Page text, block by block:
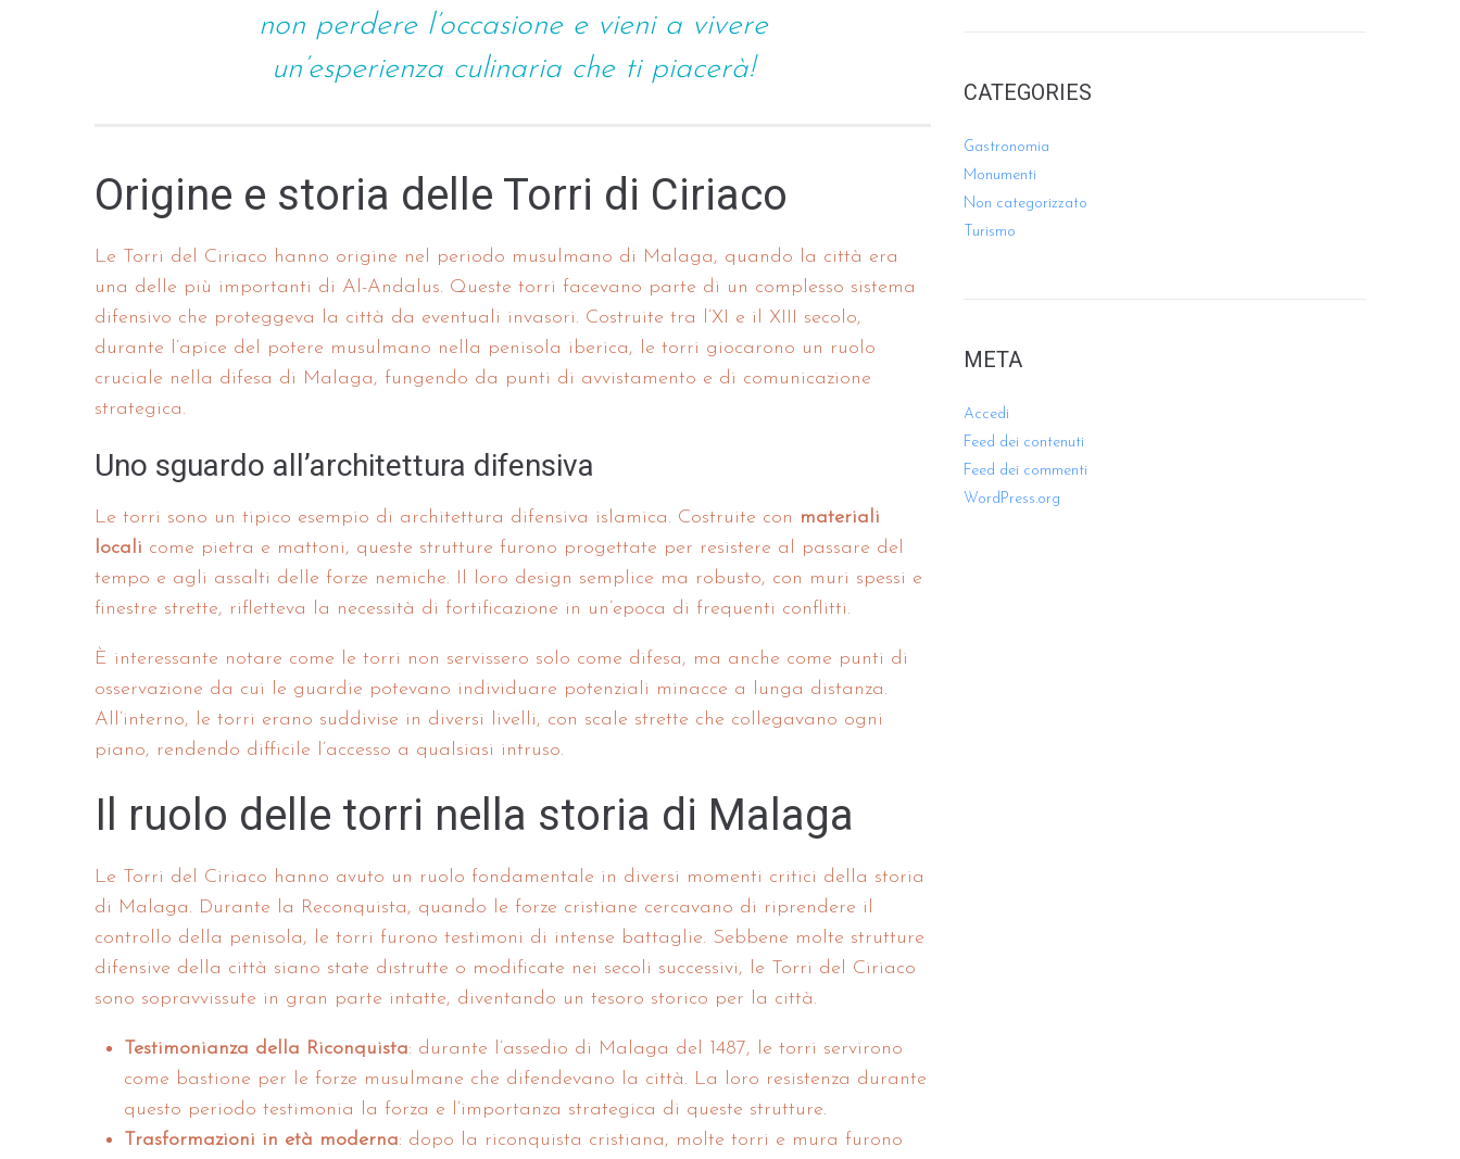
non perdere l’occasione e vieni a vivere
un’esperienza culinaria che ti piacerà!
Origine e storia delle Torri di Ciriaco
Le Torri del Ciriaco hanno origine nel periodo musulmano di Malaga, quando la città era
una delle più importanti di Al-Andalus. Queste torri facevano parte di un complesso sistema
difensivo che proteggeva la città da eventuali invasori. Costruite tra l’XI e il XIII secolo,
durante l’apice del potere musulmano nella penisola iberica, le torri giocarono un ruolo
cruciale nella difesa di Malaga, fungendo da punti di avvistamento e di comunicazione
strategica.
Uno sguardo all’architettura difensiva
Le torri sono un tipico esempio di architettura difensiva islamica. Costruite con materiali
locali come pietra e mattoni, queste strutture furono progettate per resistere al passare del
tempo e agli assalti delle forze nemiche. Il loro design semplice ma robusto, con muri spessi e
finestre strette, rifletteva la necessità di fortificazione in un’epoca di frequenti conflitti.
È interessante notare come le torri non servissero solo come difesa, ma anche come punti di
osservazione da cui le guardie potevano individuare potenziali minacce a lunga distanza.
All’interno, le torri erano suddivise in diversi livelli, con scale strette che collegavano ogni
piano, rendendo difficile l’accesso a qualsiasi intruso.
Il ruolo delle torri nella storia di Malaga
Le Torri del Ciriaco hanno avuto un ruolo fondamentale in diversi momenti critici della storia
di Malaga. Durante la Reconquista, quando le forze cristiane cercavano di riprendere il
controllo della penisola, le torri furono testimoni di intense battaglie. Sebbene molte strutture
difensive della città siano state distrutte o modificate nei secoli successivi, le Torri del Ciriaco
sono sopravvissute in gran parte intatte, diventando un tesoro storico per la città.
Testimonianza della Riconquista: durante l’assedio di Malaga del 1487, le torri servirono
come bastione per le forze musulmane che difendevano la città. La loro resistenza durante
questo periodo testimonia la forza e l’importanza strategica di queste strutture.
Trasformazioni in età moderna: dopo la riconquista cristiana, molte torri e mura furono
CATEGORIES
Gastronomia
Monumenti
Non categorizzato
Turismo
META
Accedi
Feed dei contenuti
Feed dei commenti
WordPress.org